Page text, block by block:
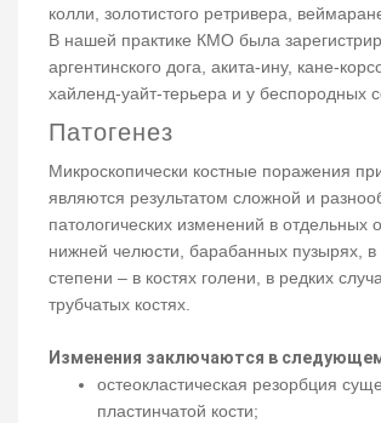
колли, золотистого ретривера,
В нашей практике КМО была
аргентинского дога, акита-ину, кане-
хайленд-уайт-терьера и у беспородных
Патогенез
Микроскопически костные поражения
являются результатом сложной и
патологических изменений в отдельных
нижней челюсти, барабанных пузырях,
степени – в костях голени, в редких
трубчатых костях.
Изменения заключаются в
остеокластическая резорбция
пластинчатой ​​кости;